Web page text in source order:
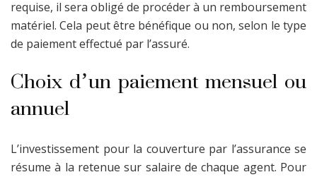
requise, il sera obligé de procéder à un remboursement
matériel. Cela peut être bénéfique ou non, selon le type
de paiement effectué par l’assuré.
Choix d’un paiement mensuel ou
annuel
L’investissement pour la couverture par l’assurance se
résume à la retenue sur salaire de chaque agent. Pour